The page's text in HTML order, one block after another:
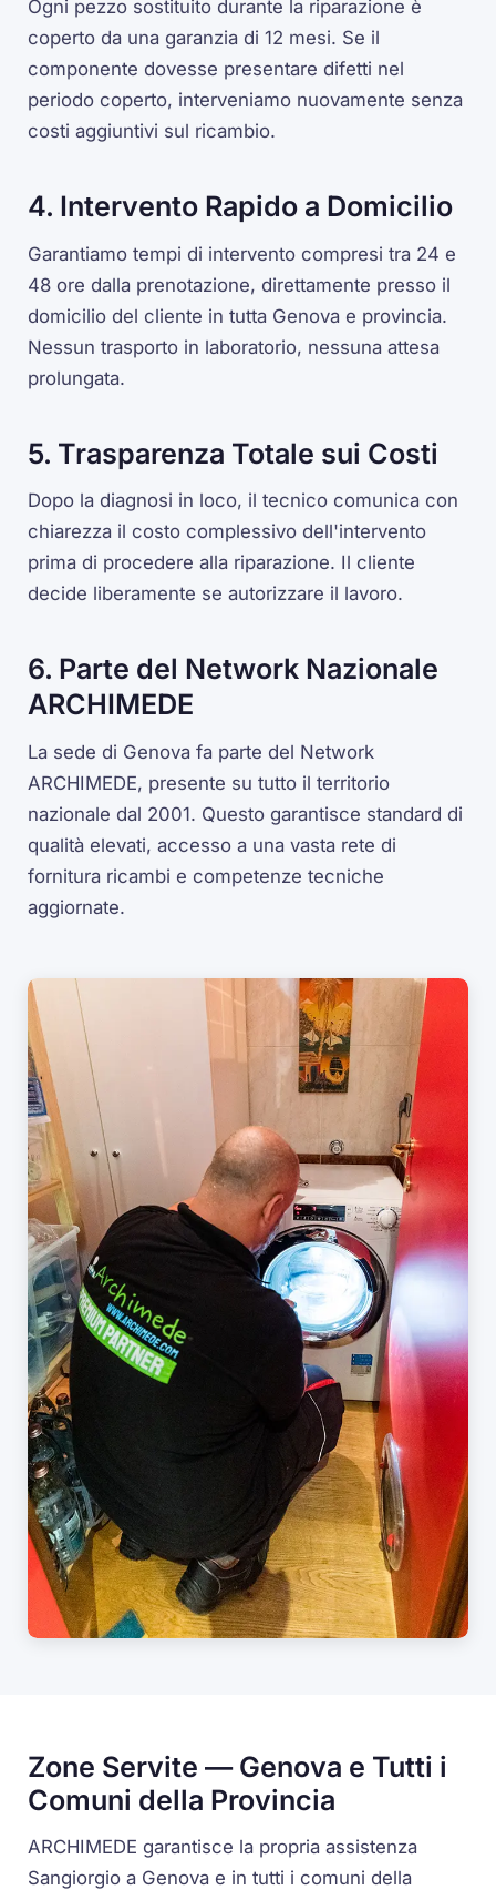
Ogni pezzo sostituito durante la riparazione è
coperto da una garanzia di 12 mesi. Se il
componente dovesse presentare difetti nel
periodo coperto, interveniamo nuovamente senza
costi aggiuntivi sul ricambio.
4. Intervento Rapido a Domicilio
Garantiamo tempi di intervento compresi tra 24 e
48 ore dalla prenotazione, direttamente presso il
domicilio del cliente in tutta Genova e provincia.
Nessun trasporto in laboratorio, nessuna attesa
prolungata.
5. Trasparenza Totale sui Costi
Dopo la diagnosi in loco, il tecnico comunica con
chiarezza il costo complessivo dell'intervento
prima di procedere alla riparazione. Il cliente
decide liberamente se autorizzare il lavoro.
6. Parte del Network Nazionale
ARCHIMEDE
La sede di Genova fa parte del Network
ARCHIMEDE, presente su tutto il territorio
nazionale dal 2001. Questo garantisce standard di
qualità elevati, accesso a una vasta rete di
fornitura ricambi e competenze tecniche
aggiornate.
Zone Servite — Genova e Tutti i
Comuni della Provincia
ARCHIMEDE garantisce la propria assistenza
Sangiorgio a Genova e in tutti i comuni della